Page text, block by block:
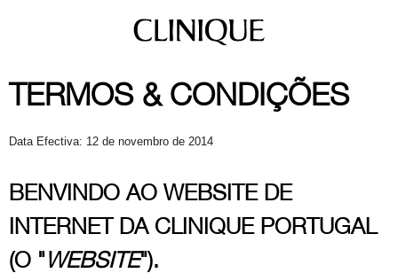
TERMOS & CONDIÇÕES
Data Efectiva: 12 de novembro de 2014
BENVINDO AO WEBSITE DE
INTERNET DA CLINIQUE PORTUGAL
(O "WEBSITE").